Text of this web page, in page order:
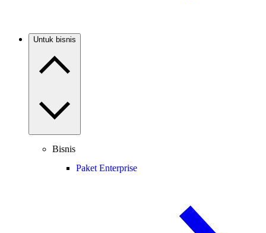
Untuk bisnis
Bisnis
Paket Enterprise